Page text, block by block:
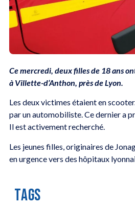
Ce mercredi, deux filles de 18 ans
à Villette-d’Anthon, près de Lyon.
Les deux victimes étaient en
par un automobiliste. Ce dernier a
Il est activement recherché.
Les jeunes filles, originaires de
en urgence vers des hôpitaux
TAGS